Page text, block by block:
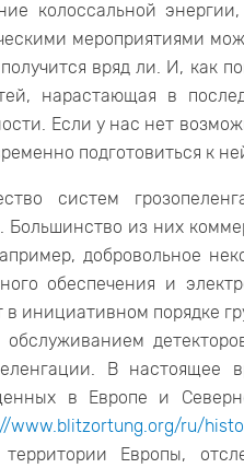
колоссальной
мероприятиями
вряд ли. И, как
нарастающая в
Если у нас нет
подготовиться к
систем
из них
добровольное
обеспечения и
инициативном порядке
В
в Европе и
www.blitzortung.org/ru/
Европы,